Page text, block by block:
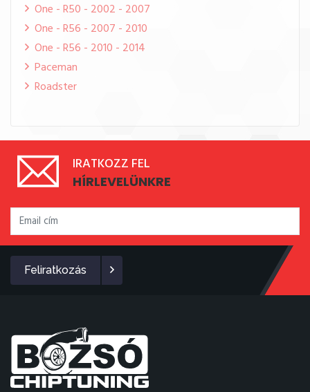
One - R50 - 2002 - 2007
One - R56 - 2007 - 2010
One - R56 - 2010 - 2014
Paceman
Roadster
IRATKOZZ FEL
HÍRLEVELÜNKRE
Feliratkozás